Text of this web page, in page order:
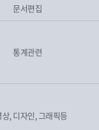
문서편집
통계관련
, 디자인, 그래픽등